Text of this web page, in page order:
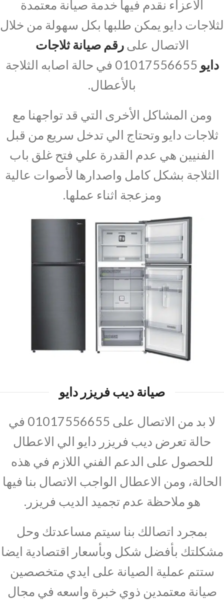
الاعزاء نقدم فيها خدمة صيانة معتمدة
لثلاجات دايو يمكن طلبها بكل سهولة من خلال
الاتصال علىرقم صيانة ثلاجات
دايو
01017556655 في حالة اصابه الثلاجة
بالأعطال.
ومن المشاكل الأخرى التي قد تواجهنا مع
ثلاجات دايو وتحتاج الي تدخل سريع من قبل
الفنيين هي عدم القدرة علي فتح غلق باب
الثلاجة بشكل كامل واصدارها لأصوات عالية
ومزعجة اثناء عملها.
صيانة ديب فريزر دايو
لا بد من الاتصال على 01017556655 في
حالة تعرض ديب فريزر دايو الي الاعطال
للحصول على الدعم الفني اللازم في هذه
الحالة، ومن الاعطال الواجب الاتصال بنا فيها
هو ملاحظة عدم تجميد الديب فريزر.
بمجرد اتصالك بنا سيتم مساعدتك وحل
مشكلتك بأفضل شكل وبأسعار اقتصادية ايضا
ستتم عملية الصيانة على ايدي متخصصين
صيانة معتمدين ذوي خبرة واسعه في مجال